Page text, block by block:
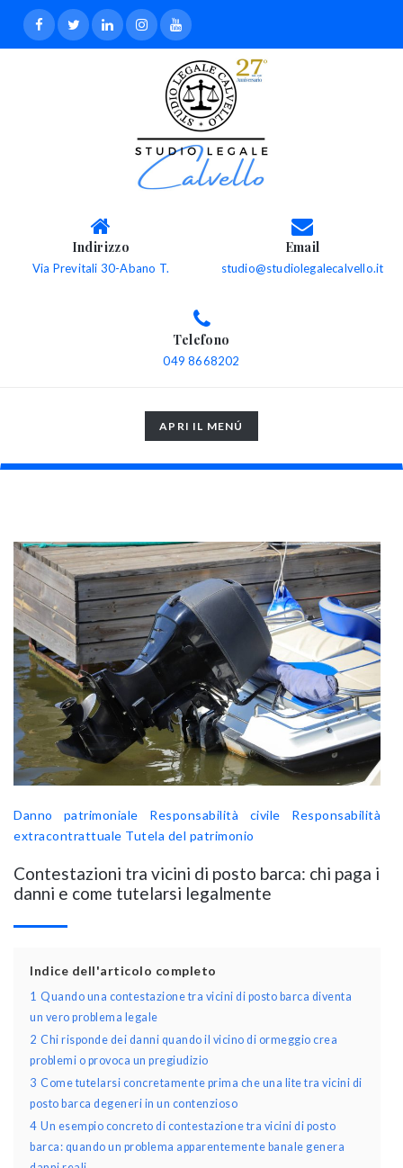
Indirizzo
Via Previtali 30-Abano T.
Email
studio@studiolegalecalvello.it
Telefono
049 8668202
TOGGLE
NAVIGATION
APRI IL MENÚ
Danno patrimoniale Responsabilità civile
Responsabilità
extracontrattuale Tutela del patrimonio
Contestazioni tra vicini di posto barca: chi paga i
danni e come tutelarsi legalmente
Indice dell'articolo completo
1 Quando una contestazione tra vicini di posto barca diventa
un vero problema legale
2 Chi risponde dei danni quando il vicino di ormeggio crea
problemi o provoca un pregiudizio
3 Come tutelarsi concretamente prima che una lite tra vicini di
posto barca degeneri in un contenzioso
4 Un esempio concreto di contestazione tra vicini di posto
barca: quando un problema apparentemente banale genera